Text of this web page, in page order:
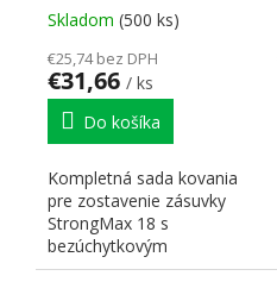
Skladom (500 ks)
€25,74 bez DPH
€31,66 / ks
Do košíka
Kompletná sada kovania
pre zostavenie zásuvky
StrongMax 18 s
bezúchytkovým
otváraním" "PUSH". Nutné